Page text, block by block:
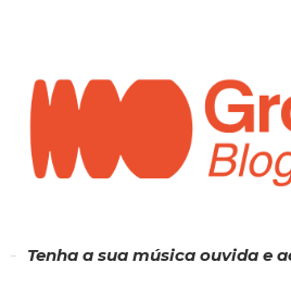
Tenha a sua música ouvida e